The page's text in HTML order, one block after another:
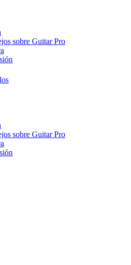
sobre Guitar Pro
sobre Guitar Pro